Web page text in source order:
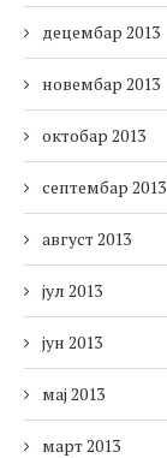
децембар 2013
новембар 2013
октобар 2013
септембар 2013
август 2013
јул 2013
јун 2013
мај 2013
март 2013